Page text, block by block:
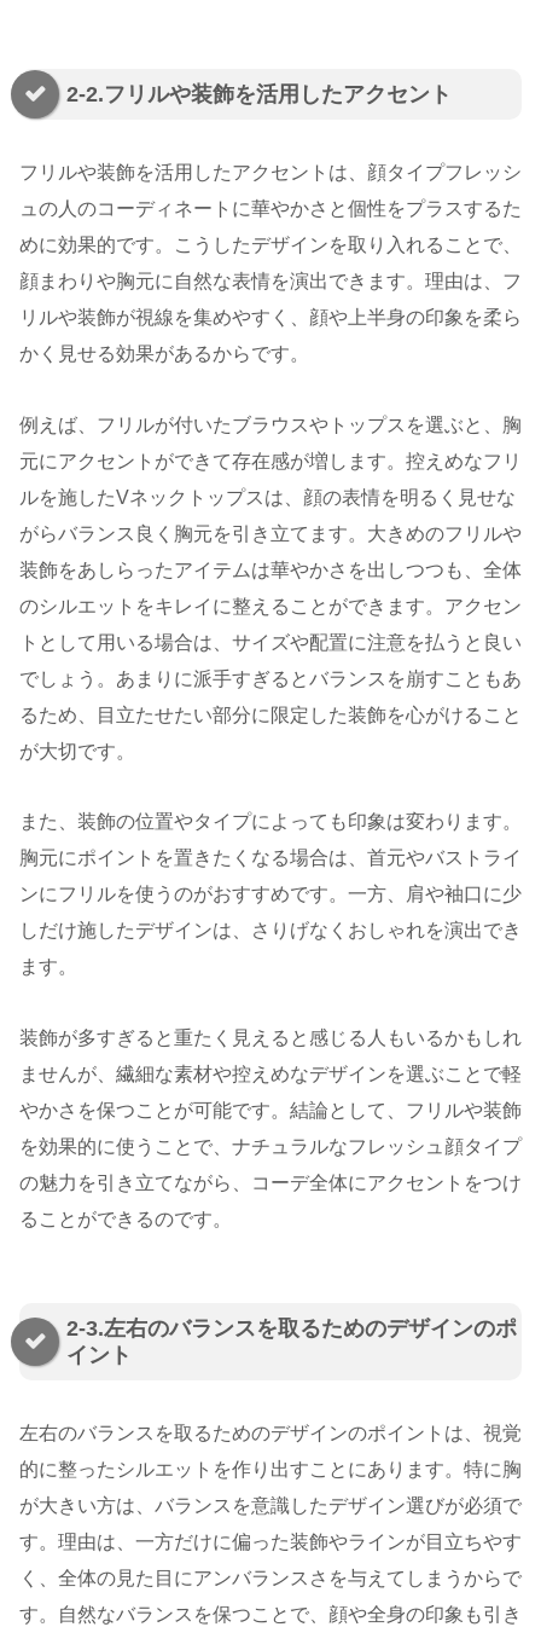
2-2.フリルや装飾を活用したアクセント
フリルや装飾を活用したアクセントは、顔タイプフレッシ
ュの人のコーディネートに華やかさと個性をプラスするた
めに効果的です。こうしたデザインを取り入れることで、
顔まわりや胸元に自然な表情を演出できます。理由は、フ
リルや装飾が視線を集めやすく、顔や上半身の印象を柔ら
かく見せる効果があるからです。
例えば、フリルが付いたブラウスやトップスを選ぶと、胸
元にアクセントができて存在感が増します。控えめなフリ
ルを施したVネックトップスは、顔の表情を明るく見せな
がらバランス良く胸元を引き立てます。大きめのフリルや
装飾をあしらったアイテムは華やかさを出しつつも、全体
のシルエットをキレイに整えることができます。アクセン
トとして用いる場合は、サイズや配置に注意を払うと良い
でしょう。あまりに派手すぎるとバランスを崩すこともあ
るため、目立たせたい部分に限定した装飾を心がけること
が大切です。
また、装飾の位置やタイプによっても印象は変わります。
胸元にポイントを置きたくなる場合は、首元やバストライ
ンにフリルを使うのがおすすめです。一方、肩や袖口に少
しだけ施したデザインは、さりげなくおしゃれを演出でき
ます。
装飾が多すぎると重たく見えると感じる人もいるかもしれ
ませんが、繊細な素材や控えめなデザインを選ぶことで軽
やかさを保つことが可能です。結論として、フリルや装飾
を効果的に使うことで、ナチュラルなフレッシュ顔タイプ
の魅力を引き立てながら、コーデ全体にアクセントをつけ
ることができるのです。
2-3.左右のバランスを取るためのデザインのポ
イント
左右のバランスを取るためのデザインのポイントは、視覚
的に整ったシルエットを作り出すことにあります。特に胸
が大きい方は、バランスを意識したデザイン選びが必須で
す。理由は、一方だけに偏った装飾やラインが目立ちやす
く、全体の見た目にアンバランスさを与えてしまうからで
す。自然なバランスを保つことで、顔や全身の印象も引き